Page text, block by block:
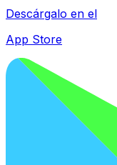
Descárgalo en el
App Store